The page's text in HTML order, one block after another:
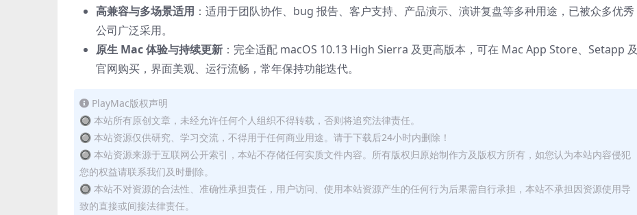
高兼容与多场景适用 ：适用于团队协作、bug 报告、客户支持、产品演示、演讲复盘等多种用途，已被众多优秀
公司广泛采用。
原生 Mac 体验与持续更新 ：完全适配 macOS 10.13 High Sierra 及更高版本，可在 Mac App Store、Setapp 及
官网购买，界面美观、运行流畅，常年保持功能迭代。
PlayMac版权声明
🔘 本站所有原创文章，未经允许任何个人组织不得转载，否则将追究法律责任。
🔘 本站资源仅供研究、学习交流，不得用于任何商业用途。请于下载后24小时内删除！
🔘 本站资源来源于互联网公开索引，本站不存储任何实质文件内容。所有版权归原始制作方及版权方所有，如您认为本站内容侵犯
您的权益请联系我们及时删除。
🔘 本站不对资源的合法性、准确性承担责任，用户访问、使用本站资源产生的任何行为后果需自行承担，本站不承担因资源使用导
致的直接或间接法律责任。